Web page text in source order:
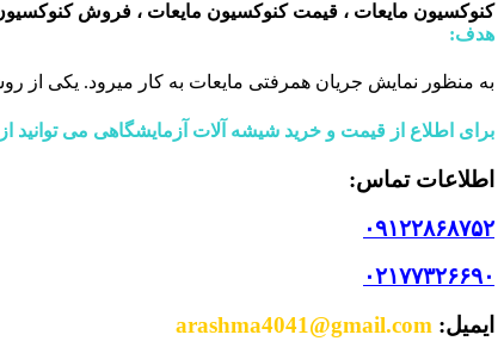
کنوکسیون مایعات ، قیمت کنوکسیون مایعات ، فروش
هدف:
به منظور نمایش جریان همرفتی مایعات به کار میرود. یکی از
برای اطلاع از قیمت و خرید شیشه آلات آزمایشگاهی می توانید
اطلاعات تماس:
۰۹۱۲۲۸۶۸۷۵۲
۰۲۱۷۷۳۲۶۶۹۰
ایمیل: